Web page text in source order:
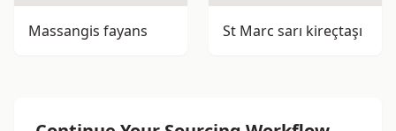
Massangis fayans St Marc sarı kireçtaşı